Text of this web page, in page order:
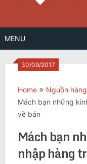
MENU
30/09/2017
Home Nguồn hàng
Mách bạn những
về bán
Mách bạn
nhập hàng